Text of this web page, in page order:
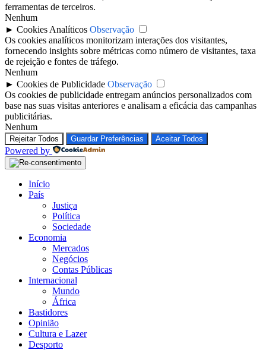
ferramentas de terceiros.
Nenhum
► Cookies Analíticos Observação
Os cookies analíticos monitorizam interações dos visitantes,
fornecendo insights sobre métricas como número de visitantes, taxa
de rejeição e fontes de tráfego.
Nenhum
► Cookies de Publicidade Observação
Os cookies de publicidade entregam anúncios personalizados com
base nas suas visitas anteriores e analisam a eficácia das campanhas
publicitárias.
Nenhum
Rejeitar Todos Guardar Preferências Aceitar Todos
Powered by
Início
País
Justiça
Política
Sociedade
Economia
Mercados
Negócios
Contas Públicas
Internacional
Mundo
África
Bastidores
Opinião
Cultura e Lazer
Desporto